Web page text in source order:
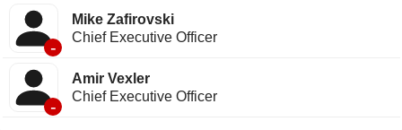
-
Mike Zafirovski
Chief Executive Officer
-
Amir Vexler
Chief Executive Officer